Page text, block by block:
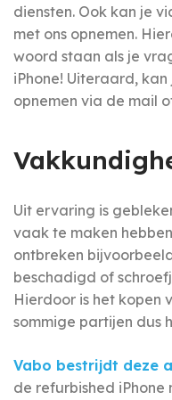
diensten. Ook kan je
met ons opnemen.
woord staan als je
iPhone! Uiteraard,
opnemen via de mail
Uit ervaring is
vaak te maken
ontbreken
beschadigd of
Hierdoor is het kopen
sommige partijen dus
Vabo bestrijdt deze
de refurbished iPhone